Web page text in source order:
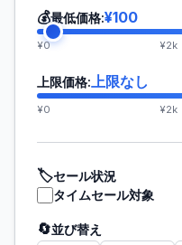
💰最低価格:¥100
¥0 ¥2k
上限価格: 上限なし
¥0 ¥2k
🏷️セール状況
タイムセール対象
🔄並び替え